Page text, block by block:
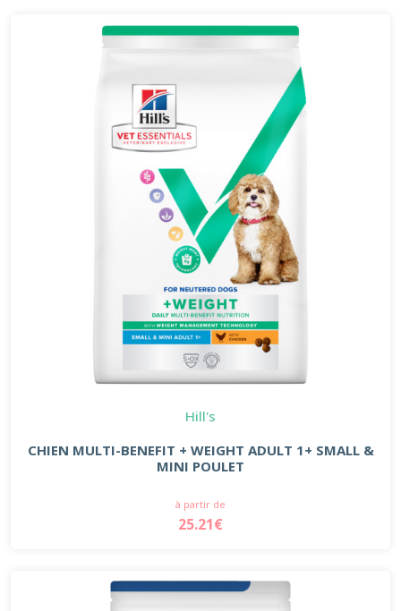
Hill's
CHIEN MULTI-BENEFIT + WEIGHT ADULT 1+ SMALL &
MINI POULET
à partir de
25.21€